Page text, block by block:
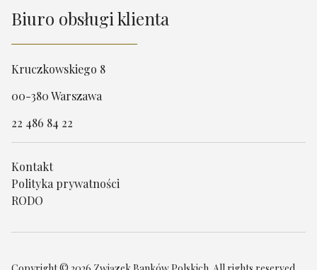
Biuro obsługi klienta
Kruczkowskiego 8
00-380 Warszawa
22 486 84 22
Kontakt
Polityka prywatności
RODO